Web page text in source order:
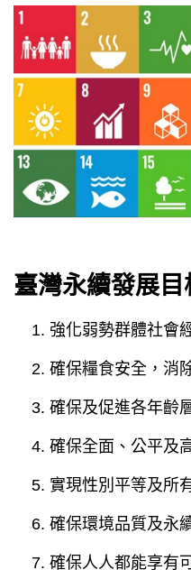
臺灣永續發展
強化弱勢群體社會
確保糧食安全，消
確保及促進各年齡
確保全面、公平及
實現性別平等及所
確保環境品質及永
確保人人都能享有